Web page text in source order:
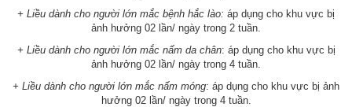
+ Liều dành cho người lớn mắc bệnh hắc lào: áp dụng cho khu vực bị
ảnh hưởng 02 lần/ ngày trong 2 tuần.
+ Liều dành cho người lớn mắc nấm da chân: áp dụng cho khu vực bị
ảnh hưởng 02 lần/ ngày trong 4 tuần.
+ Liều dành cho người lớn mắc nấm móng: áp dụng cho khu vực bị ảnh
hưởng 02 lần/ ngày trong 4 tuần.